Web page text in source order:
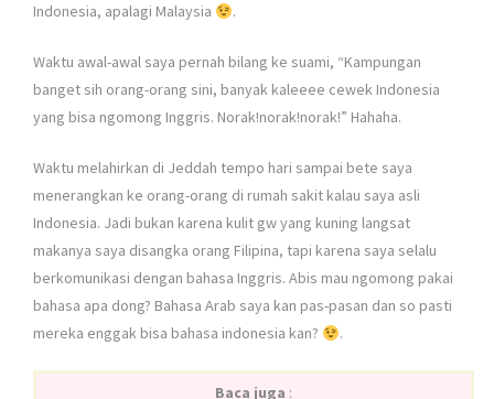
Indonesia, apalagi Malaysia
.
Waktu awal-awal saya pernah bilang ke suami, “Kampungan
banget sih orang-orang sini, banyak kaleeee cewek Indonesia
yang bisa ngomong Inggris. Norak!norak!norak!” Hahaha.
Waktu melahirkan di Jeddah tempo hari sampai bete saya
menerangkan ke orang-orang di rumah sakit kalau saya asli
Indonesia. Jadi bukan karena kulit gw yang kuning langsat
makanya saya disangka orang Filipina, tapi karena saya selalu
berkomunikasi dengan bahasa Inggris. Abis mau ngomong pakai
bahasa apa dong? Bahasa Arab saya kan pas-pasan dan so pasti
mereka enggak bisa bahasa indonesia kan?
.
Baca juga :